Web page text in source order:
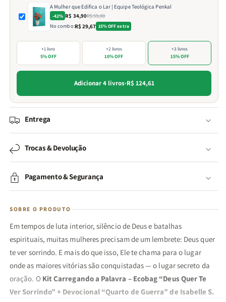
A Mulher que Edifica o Lar | Equipe Teológica Penkal
-42% R$ 34,90R$ 59,80
No combo:R$ 29,67 15% OFF extra
+1 livro
5% OFF
+2 livros
10% OFF
+3 livros
15% OFF
Adicionar 4 livros·R$ 124,61
Entrega
Trocas & Devolução
Pagamento & Segurança
SOBRE O PRODUTO
Em tempos de luta interior, silêncio de Deus e batalhas
espirituais, muitas mulheres precisam de um lembrete: Deus quer
te ver sorrindo. E mais do que isso, Ele te chama para o lugar
onde as maiores vitórias são conquistadas — o lugar secreto da
oração. O Kit Carregando a Palavra – Ecobag “Deus Quer Te
Ver Sorrindo” + Devocional “Quarto de Guerra” de Isabelle S.